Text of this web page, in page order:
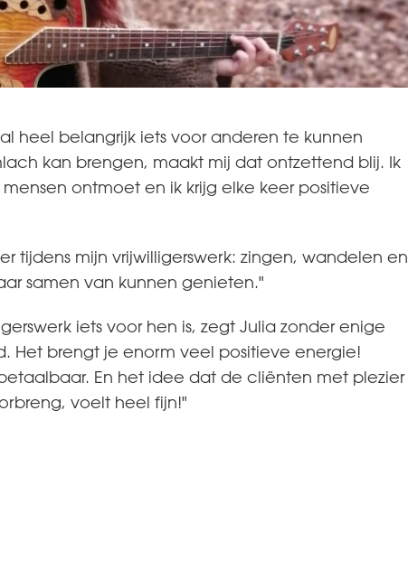
heel belangrijk iets voor anderen te kunnen
kan brengen, maakt mij dat ontzettend blij. Ik
ontmoet en ik krijg elke keer positieve
tijdens mijn vrijwilligerswerk: zingen, wandelen en
samen van kunnen genieten."
iets voor hen is, zegt Julia zonder enige
Het brengt je enorm veel positieve energie!
En het idee dat de cliënten met plezier
voelt heel fijn!"